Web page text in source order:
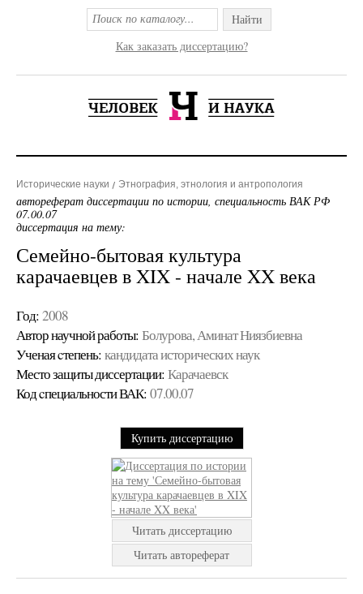
Найти
Как заказать диссертацию?
Исторические науки Этнография, этнология и антропология
автореферат диссертации по истории, специальность ВАК РФ
07.00.07
диссертация на тему:
Семейно-бытовая культура
карачаевцев в XIX - начале XX века
Год: 2008
Автор научной работы: Болурова, Аминат Ниязбиевна
Ученая cтепень: кандидата исторических наук
Место защиты диссертации: Карачаевск
Код cпециальности ВАК: 07.00.07
Купить диссертацию
Читать диссертацию
Читать автореферат